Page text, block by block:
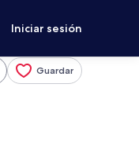
Iniciar sesión
Guardar